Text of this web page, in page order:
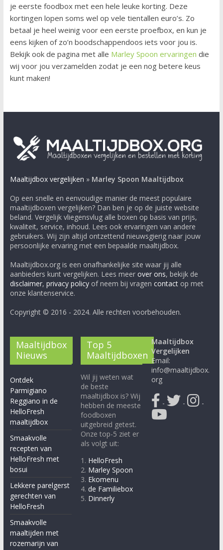
je eerste foodbox met een hele leuke korting. Deze
kortingen lopen soms wel op vele tientallen euro’s. Zo
betaal je heel weinig voor een eerste proefbox, en kun je
eens kijken of zo’n boodschappendoos iets voor jou is.
Bekijk ook de pagina met alle Marley Spoon ervaringen die
wij voor jou verzamelden zodat je een nog betere keus
kunt maken!
Maaltijdbox vergelijken » Marley Spoon Maaltijdbox
Op een snelle en eenvoudige manier de meest populaire
maaltijdboxen vergelijken? Dan ben je op de juiste website
beland. Vergelijk vliegensvlug alle boxen op basis van prijs,
kwaliteit, service, inhoud. Lees ook ervaringen van andere
gebruikers. Wij zijn altijd ontzettend nieuwsgierig naar jouw
persoonlijke ervaring met een bepaalde maaltijdbox.
Maaltijdbox.org is een onafhankelijke site waar jij alle
aanbieders kunt vergelijken. Lees meer over ons, bekijk de
disclaimer, privacy policyof neem bij vragen contactop met
onze klantenservice.
Copyright © 2016 - 2024. Alle rechten voorbehouden.
Maaltijdbox
Nieuws
Ontdek
Parmigiano
Reggiano in de
HelloFresh
maaltijdbox
Smaakvolle
recepten van
HelloFresh met
bosui
Lekkere parelgerst
gerechten van
HelloFresh
Smaakvolle
maaltijden met
rozemarijn van
Top 5
Maaltijdboxen
Wil jij weten wat
de beste
maaltijdbox is? Wij
hebben de meeste
foodboxen
uitgebreid getest.
Onze top-5 ziet er
als volgt uit:
1. HelloFresh
2. Marley Spoon
3. Ekomenu
4.de Familiebox
5. Dinnerly
Maaltijdbox
Vergelijken
Email:
info@maaltijdbox.
org
- - -